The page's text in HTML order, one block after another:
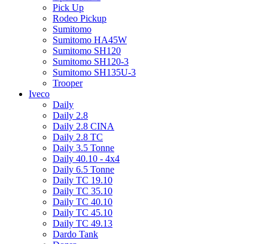
Pick Up
Rodeo Pickup
Sumitomo
Sumitomo HA45W
Sumitomo SH120
Sumitomo SH120-3
Sumitomo SH135U-3
Trooper
Iveco
Daily
Daily 2.8
Daily 2.8 CINA
Daily 2.8 TC
Daily 3.5 Tonne
Daily 40.10 - 4x4
Daily 6.5 Tonne
Daily TC 19.10
Daily TC 35.10
Daily TC 40.10
Daily TC 45.10
Daily TC 49.13
Dardo Tank